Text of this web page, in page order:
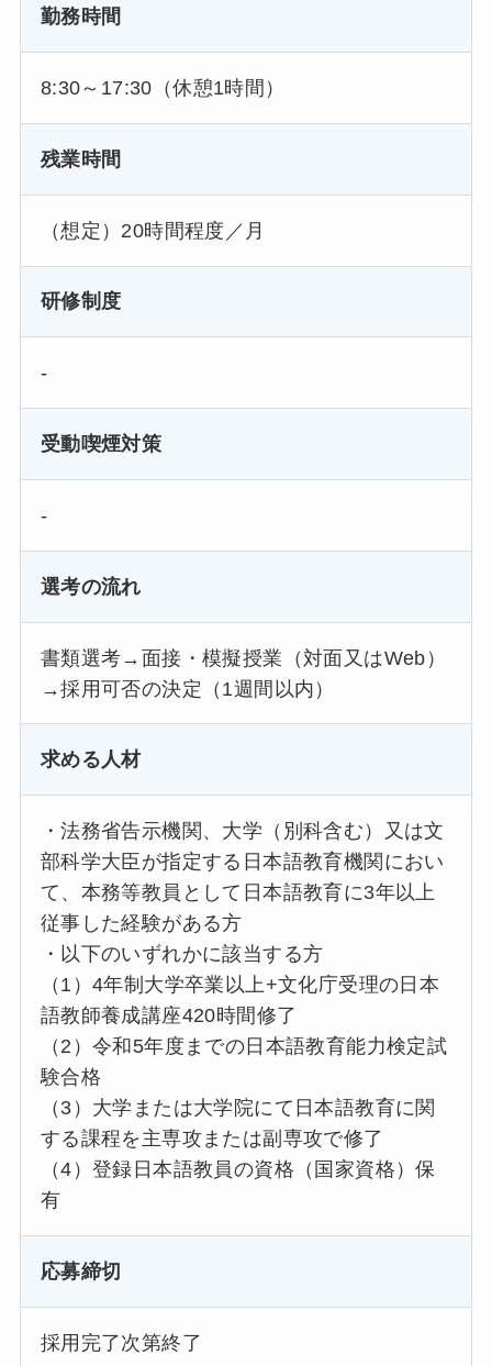
勤務時間
8:30～17:30（休憩1時間）
残業時間
（想定）20時間程度／月
研修制度
-
受動喫煙対策
-
選考の流れ
書類選考→面接・模擬授業（対面又はWeb）
→採用可否の決定（1週間以内）
求める人材
・法務省告示機関、大学（別科含む）又は文
部科学大臣が指定する日本語教育機関におい
て、本務等教員として日本語教育に3年以上
従事した経験がある方
・以下のいずれかに該当する方
（1）4年制大学卒業以上+文化庁受理の日本
語教師養成講座420時間修了
（2）令和5年度までの日本語教育能力検定試
験合格
（3）大学または大学院にて日本語教育に関
する課程を主専攻または副専攻で修了
（4）登録日本語教員の資格（国家資格）保
有
応募締切
採用完了次第終了